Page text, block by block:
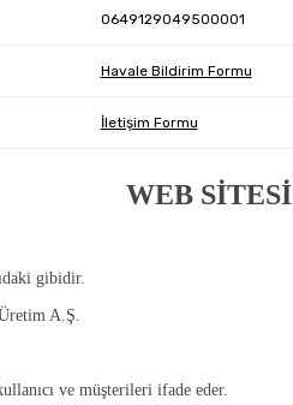
0649129049500001
Havale Bildirim Formu
İletişim Formu
WEB
gibidir.
A.Ş.
ve müşterileri ifade eder.